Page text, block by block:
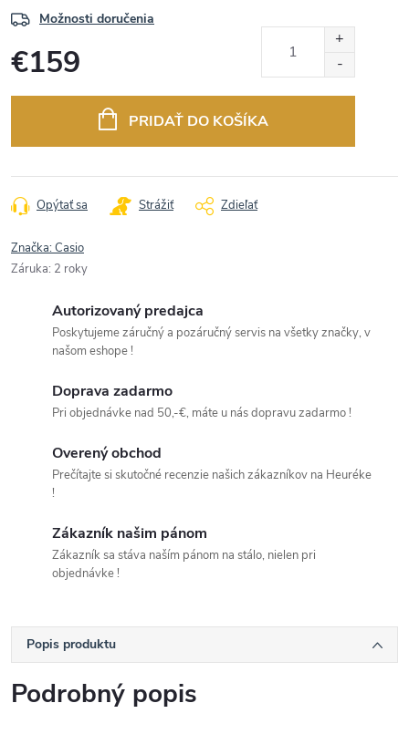
Možnosti doručenia
€159
PRIDAŤ DO KOŠÍKA
Opýtať sa Strážiť Zdieľať
Značka:Casio
Záruka: 2 roky
Autorizovaný predajca
Poskytujeme záručný a pozáručný servis na všetky značky, v
našom eshope !
Doprava zadarmo
Pri objednávke nad 50,-€, máte u nás dopravu zadarmo !
Overený obchod
Prečítajte si skutočné recenzie našich zákazníkov na Heuréke
!
Zákazník našim pánom
Zákazník sa stáva naším pánom na stálo, nielen pri
objednávke !
Popis produktu
Podrobný popis